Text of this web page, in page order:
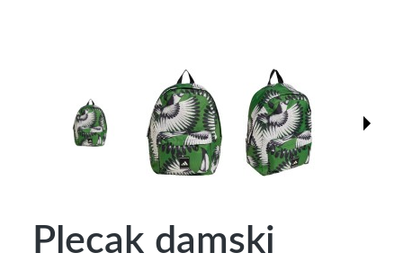
Plecak damski